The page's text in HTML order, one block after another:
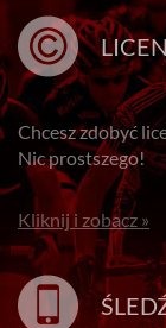
Chcesz zdobyć
Nic prostszego!
Kliknij i zobacz »